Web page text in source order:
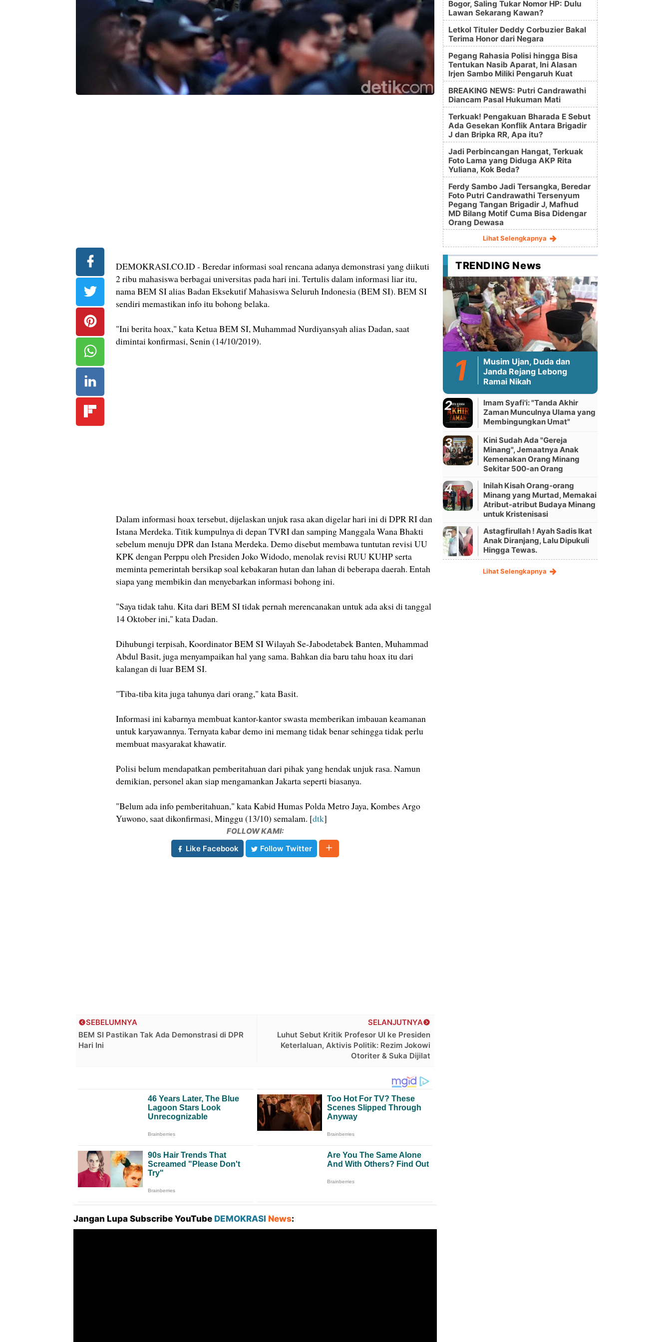
DEMOKRASI.CO.ID - Beredar informasi soal rencana adanya demonstrasi yang diikuti
2 ribu mahasiswa berbagai universitas pada hari ini. Tertulis dalam informasi liar itu,
nama BEM SI alias Badan Eksekutif Mahasiswa Seluruh Indonesia (BEM SI). BEM SI
sendiri memastikan info itu bohong belaka.
"Ini berita hoax," kata Ketua BEM SI, Muhammad Nurdiyansyah alias Dadan, saat
dimintai konfirmasi, Senin (14/10/2019).
Dalam informasi hoax tersebut, dijelaskan unjuk rasa akan digelar hari ini di DPR RI dan
Istana Merdeka. Titik kumpulnya di depan TVRI dan samping Manggala Wana Bhakti
sebelum menuju DPR dan Istana Merdeka. Demo disebut membawa tuntutan revisi UU
KPK dengan Perppu oleh Presiden Joko Widodo, menolak revisi RUU KUHP serta
meminta pemerintah bersikap soal kebakaran hutan dan lahan di beberapa daerah. Entah
siapa yang membikin dan menyebarkan informasi bohong ini.
"Saya tidak tahu. Kita dari BEM SI tidak pernah merencanakan untuk ada aksi di tanggal
14 Oktober ini," kata Dadan.
Dihubungi terpisah, Koordinator BEM SI Wilayah Se-Jabodetabek Banten, Muhammad
Abdul Basit, juga menyampaikan hal yang sama. Bahkan dia baru tahu hoax itu dari
kalangan di luar BEM SI.
"Tiba-tiba kita juga tahunya dari orang," kata Basit.
Informasi ini kabarnya membuat kantor-kantor swasta memberikan imbauan keamanan
untuk karyawannya. Ternyata kabar demo ini memang tidak benar sehingga tidak perlu
membuat masyarakat khawatir.
Polisi belum mendapatkan pemberitahuan dari pihak yang hendak unjuk rasa. Namun
demikian, personel akan siap mengamankan Jakarta seperti biasanya.
"Belum ada info pemberitahuan," kata Kabid Humas Polda Metro Jaya, Kombes Argo
Yuwono, saat dikonfirmasi, Minggu (13/10) semalam. [dtk]
FOLLOW KAMI:
Like Facebook
Follow Twitter
SELANJUTNYA
Luhut Sebut Kritik Profesor UI ke Presiden
Keterlaluan, Aktivis Politik: Rezim Jokowi
Otoriter & Suka Dijilat
SEBELUMNYA
BEM SI Pastikan Tak Ada Demonstrasi di DPR
Hari Ini
Jangan Lupa Subscribe YouTube DEMOKRASI News:
Bogor, Saling Tukar Nomor HP: Dulu
Lawan Sekarang Kawan?
Letkol Tituler Deddy Corbuzier Bakal
Terima Honor dari Negara
Pegang Rahasia Polisi hingga Bisa
Tentukan Nasib Aparat, Ini Alasan
Irjen Sambo Miliki Pengaruh Kuat
BREAKING NEWS: Putri Candrawathi
Diancam Pasal Hukuman Mati
Terkuak! Pengakuan Bharada E Sebut
Ada Gesekan Konflik Antara Brigadir
J dan Bripka RR, Apa itu?
Jadi Perbincangan Hangat, Terkuak
Foto Lama yang Diduga AKP Rita
Yuliana, Kok Beda?
Ferdy Sambo Jadi Tersangka, Beredar
Foto Putri Candrawathi Tersenyum
Pegang Tangan Brigadir J, Mafhud
MD Bilang Motif Cuma Bisa Didengar
Orang Dewasa
Lihat Selengkapnya
TRENDING News
Musim Ujan, Duda dan
Janda Rejang Lebong
Ramai Nikah
Imam Syafi'i: "Tanda Akhir
Zaman Munculnya Ulama yang
Membingungkan Umat"
Kini Sudah Ada "Gereja
Minang", Jemaatnya Anak
Kemenakan Orang Minang
Sekitar 500-an Orang
Inilah Kisah Orang-orang
Minang yang Murtad, Memakai
Atribut-atribut Budaya Minang
untuk Kristenisasi
Astagfirullah ! Ayah Sadis Ikat
Anak Diranjang, Lalu Dipukuli
Hingga Tewas.
Lihat Selengkapnya